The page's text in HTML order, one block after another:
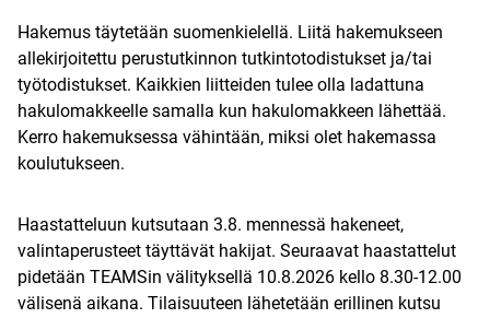
Hakemus täytetään suomenkielellä. Liitä hakemukseen
allekirjoitettu perustutkinnon tutkintotodistukset ja/tai
työtodistukset. Kaikkien liitteiden tulee olla ladattuna
hakulomakkeelle samalla kun hakulomakkeen lähettää.
Kerro hakemuksessa vähintään, miksi olet hakemassa
koulutukseen.
Haastatteluun kutsutaan 3.8. mennessä hakeneet,
valintaperusteet täyttävät hakijat. Seuraavat haastattelut
pidetään TEAMSin välityksellä 10.8.2026 kello 8.30-12.00
välisenä aikana. Tilaisuuteen lähetetään erillinen kutsu